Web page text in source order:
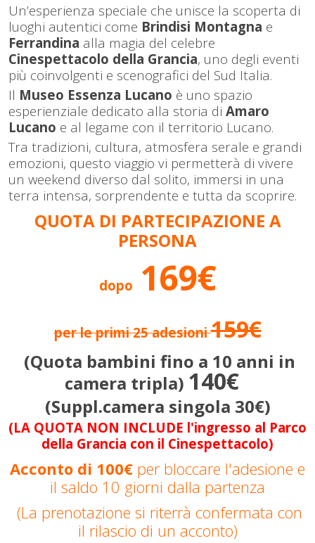
Un’esperienza speciale che unisce la scoperta di
luoghi autentici come Brindisi Montagna e
Ferrandina alla magia del celebre
Cinespettacolo della Grancia, uno degli eventi
più coinvolgenti e scenografici del Sud Italia.
Il Museo Essenza Lucano è uno spazio
esperienziale dedicato alla storia di Amaro
Lucano e al legame con il territorio Lucano.
Tra tradizioni, cultura, atmosfera serale e grandi
emozioni, questo viaggio vi permetterà di vivere
un weekend diverso dal solito, immersi in una
terra intensa, sorprendente e tutta da scoprire.
QUOTA DI PARTECIPAZIONE A
PERSONA
dopo 169€
per le primi 25 adesioni159€
(Quota bambini fino a 10 anni in
camera tripla) 140€
(Suppl.camera singola 30€)
(LA QUOTA NON INCLUDE l'ingresso al Parco
della Grancia con il Cinespettacolo)
Acconto di 100€ per bloccare l'adesione e
il saldo 10 giorni dalla partenza
(La prenotazione si riterrà confermata con
il rilascio di un acconto)